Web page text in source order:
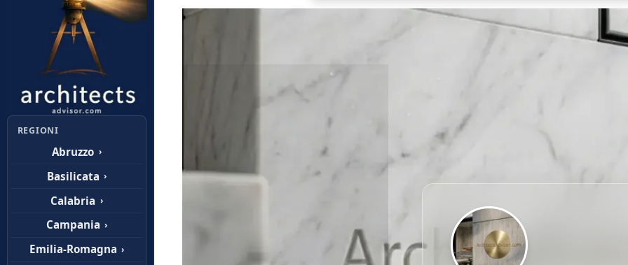
REGIONI
Abruzzo ›
Basilicata ›
Calabria ›
Campania ›
Emilia-Romagna ›